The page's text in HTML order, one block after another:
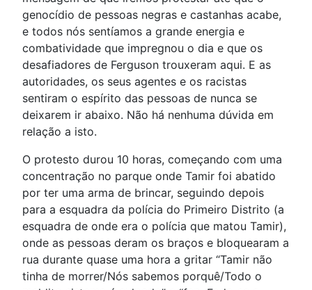
genocídio de pessoas negras e castanhas acabe,
e todos nós sentíamos a grande energia e
combatividade que impregnou o dia e que os
desafiadores de Ferguson trouxeram aqui. E as
autoridades, os seus agentes e os racistas
sentiram o espírito das pessoas de nunca se
deixarem ir abaixo. Não há nenhuma dúvida em
relação a isto.
O protesto durou 10 horas, começando com uma
concentração no parque onde Tamir foi abatido
por ter uma arma de brincar, seguindo depois
para a esquadra da polícia do Primeiro Distrito (a
esquadra de onde era o polícia que matou Tamir),
onde as pessoas deram os braços e bloquearam a
rua durante quase uma hora a gritar “Tamir não
tinha de morrer/Nós sabemos porquê/Todo o